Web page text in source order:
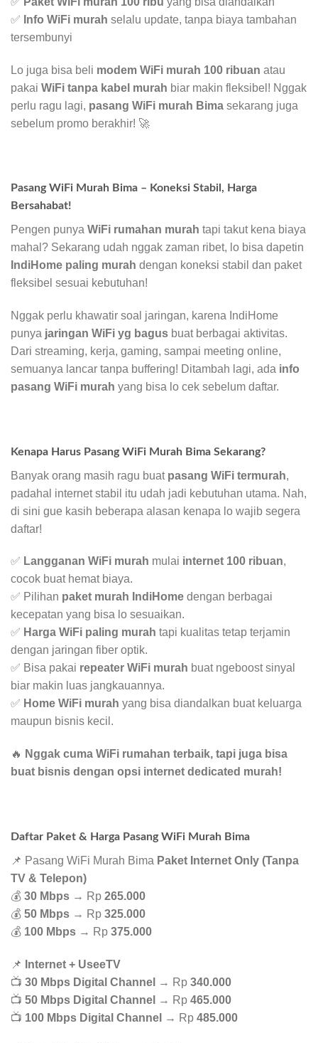
✅ Info WiFi murah selalu update, tanpa biaya tambahan
tersembunyi
Lo juga bisa beli modem WiFi murah 100 ribuan atau
pakai WiFi tanpa kabel murah biar makin fleksibel! Nggak
perlu ragu lagi, pasang WiFi murah Bima sekarang juga
sebelum promo berakhir! 🚀
Pasang WiFi Murah Bima – Koneksi Stabil, Harga
Bersahabat!
Pengen punya WiFi rumahan murah tapi takut kena biaya
mahal? Sekarang udah nggak zaman ribet, lo bisa dapetin
IndiHome paling murah dengan koneksi stabil dan paket
fleksibel sesuai kebutuhan!
Nggak perlu khawatir soal jaringan, karena IndiHome
punya jaringan WiFi yg bagus buat berbagai aktivitas.
Dari streaming, kerja, gaming, sampai meeting online,
semuanya lancar tanpa buffering! Ditambah lagi, ada info
pasang WiFi murah yang bisa lo cek sebelum daftar.
Kenapa Harus Pasang WiFi Murah Bima Sekarang?
Banyak orang masih ragu buat pasang WiFi termurah,
padahal internet stabil itu udah jadi kebutuhan utama. Nah,
di sini gue kasih beberapa alasan kenapa lo wajib segera
daftar!
✅ Langganan WiFi murah mulai internet 100 ribuan,
cocok buat hemat biaya.
✅ Pilihan paket murah IndiHome dengan berbagai
kecepatan yang bisa lo sesuaikan.
✅ Harga WiFi paling murah tapi kualitas tetap terjamin
dengan jaringan fiber optik.
✅ Bisa pakai repeater WiFi murah buat ngeboost sinyal
biar makin luas jangkauannya.
✅ Home WiFi murah yang bisa diandalkan buat keluarga
maupun bisnis kecil.
🔥 Nggak cuma WiFi rumahan terbaik, tapi juga bisa
buat bisnis dengan opsi internet dedicated murah!
Daftar Paket & Harga Pasang WiFi Murah Bima
📌 Pasang WiFi Murah Bima Paket Internet Only (Tanpa
TV & Telepon)
💰 30 Mbps → Rp 265.000
💰 50 Mbps → Rp 325.000
💰 100 Mbps → Rp 375.000
📌
Internet + UseeTV
📺 30 Mbps Digital Channel → Rp 340.000
📺 50 Mbps Digital Channel → Rp 465.000
📺 100 Mbps Digital Channel → Rp 485.000